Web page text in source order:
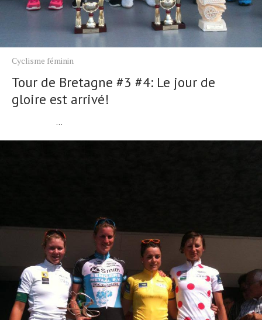
Cyclisme féminin
Tour de Bretagne #3 #4: Le jour de
gloire est arrivé!
...